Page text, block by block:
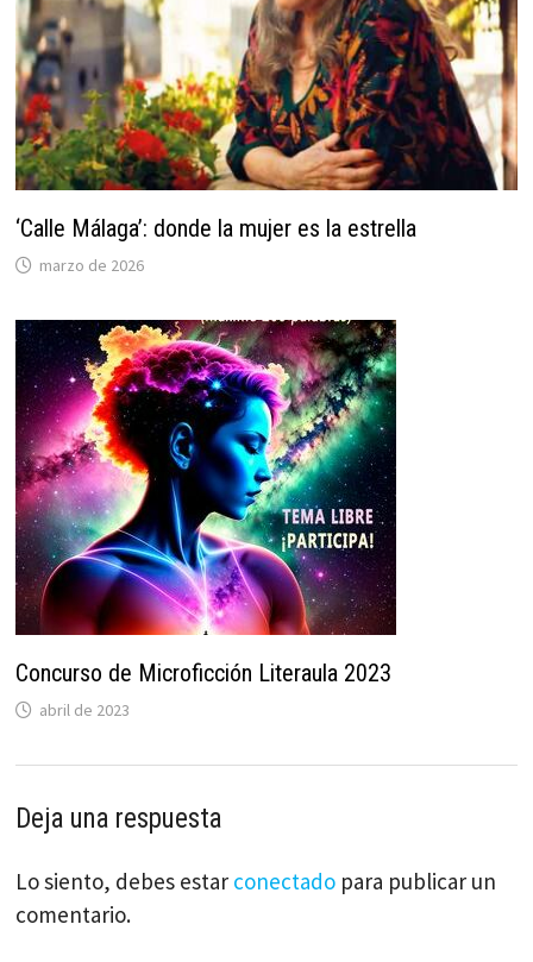
‘Calle Málaga’: donde la mujer es la estrella
marzo de 2026
Concurso de Microficción Literaula 2023
abril de 2023
Deja una respuesta
Lo siento, debes estar conectado para publicar un
comentario.